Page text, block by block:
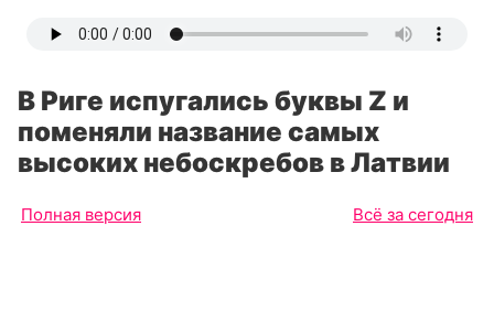
В Риге испугались буквы Z и
поменяли название самых
высоких небоскребов в Латвии
Полная версия Всё за сегодня